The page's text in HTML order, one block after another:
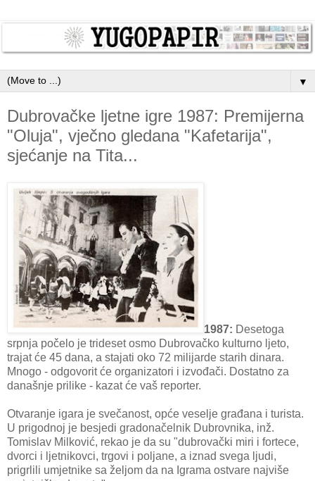
▼
Dubrovačke ljetne igre 1987: Premijerna
"Oluja", vječno gledana "Kafetarija",
sjećanje na Tita...
1987: Desetoga
srpnja počelo je trideset osmo Dubrovačko kulturno ljeto,
trajat će 45 dana, a stajati oko 72 milijarde starih dinara.
Mnogo - odgovorit će organizatori i izvođači. Dostatno za
današnje prilike - kazat će vaš reporter.
Otvaranje igara je svečanost, opće veselje građana i turista.
U prigodnoj je besjedi gradonačelnik Dubrovnika, inž.
Tomislav Milković, rekao je da su "dubrovački miri i fortece,
dvorci i ljetnikovci, trgovi i poljane, a iznad svega ljudi,
prigrlili umjetnike sa željom da na Igrama ostvare najviše